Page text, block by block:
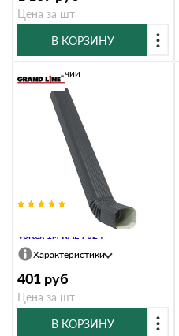
Цена за шт
В КОРЗИНУ
Труба прямоугольная с коленом
Vortex 1м RAL 7024
В наличии
Характеристики
401 руб
Цена за шт
В КОРЗИНУ